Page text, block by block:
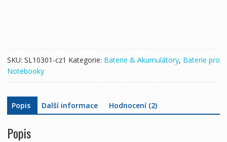
SKU: SL10301-cz1 Kategorie: Baterie & Akumulátory, Baterie pro
Notebooky
Popis Další informace Hodnocení (2)
Popis